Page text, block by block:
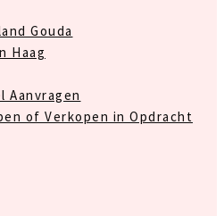
Gouda
Haag
Aanvragen
of Verkopen in Opdracht